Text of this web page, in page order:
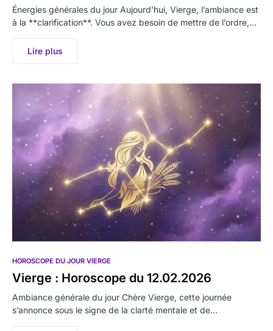
Énergies générales du jour Aujourd’hui, Vierge, l’ambiance est
à la **clarification**. Vous avez besoin de mettre de l’ordre,…
Lire plus
HOROSCOPE DU JOUR VIERGE
Vierge : Horoscope du 12.02.2026
Ambiance générale du jour Chère Vierge, cette journée
s’annonce sous le signe de la clarté mentale et de…